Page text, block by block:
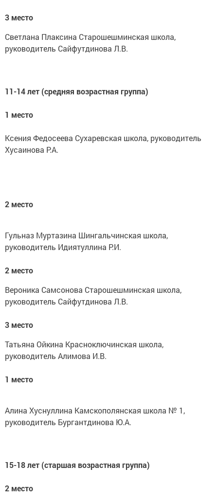
3 место
Светлана Плаксина Старошешминская школа,
руководитель Сайфутдинова Л.В.
11-14 лет (средняя возрастная группа)
1 место
Ксения Федосеева Сухаревская школа, руководитель
Хусаинова Р.А.
2 место
Гульназ Муртазина Шингальчинская школа,
руководитель Идиятуллина Р.И.
2 место
Вероника Самсонова Старошешминская школа,
руководитель Сайфутдинова Л.В.
3 место
Татьяна Ойкина Красноключинская школа,
руководитель Алимова И.В.
1 место
Алина Хуснуллина Камскополянская школа № 1,
руководитель Бургантдинова Ю.А.
15-18 лет (старшая возрастная группа)
2 место